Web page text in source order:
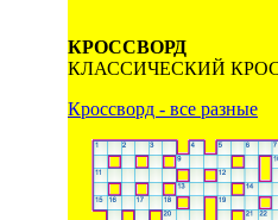
КРОССВОРД
КЛАССИЧЕСКИЙ
Кроссворд - все разные